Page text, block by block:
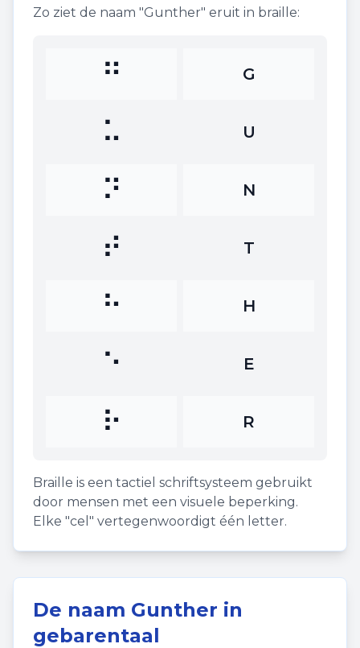
Zo ziet de naam "Gunther" eruit in braille:
⠛ G
⠥ U
⠝ N
⠞ T
⠓ H
⠑ E
⠗ R
Braille is een tactiel schriftsysteem gebruikt
door mensen met een visuele beperking.
Elke "cel" vertegenwoordigt één letter.
De naam Gunther in
gebarentaal